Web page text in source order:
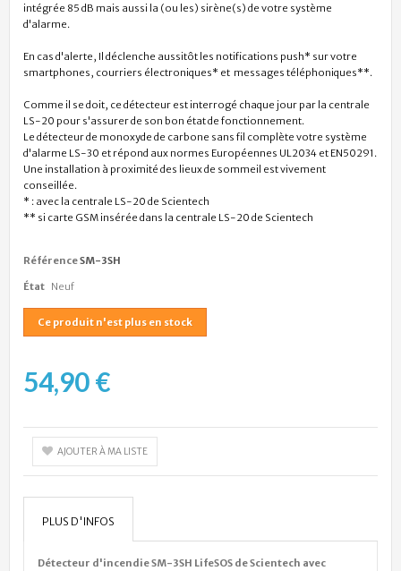
intégrée 85 dB mais aussi la (ou les) sirène(s) de votre système
d'alarme.
En cas d'alerte, Il déclenche aussitôt les notifications push* sur votre
smartphones, courriers électroniques* et messages téléphoniques**.
Comme il se doit, ce détecteur est interrogé chaque jour par la centrale
LS-20 pour s'assurer de son bon état de fonctionnement.
Le détecteur de monoxyde de carbone sans fil complète votre système
d'alarme LS-30 et répond aux normes Européennes UL2034 et EN50291.
Une installation à proximité des lieux de sommeil est vivement
conseillée.
* : avec la centrale LS-20 de Scientech
** si carte GSM insérée dans la centrale LS-20 de Scientech
RéférenceSM-3SH
État Neuf
Ce produit n'est plus en stock
54,90 €
AJOUTER À MA LISTE
PLUS D'INFOS
Détecteur d'incendie SM-3SH LifeSOS de Scientech avec